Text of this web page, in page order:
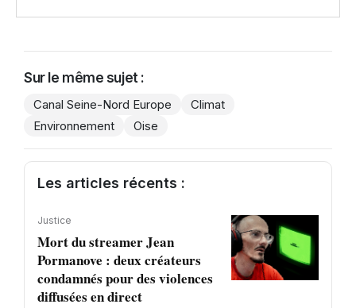
Sur le même sujet :
Canal Seine-Nord Europe
Climat
Environnement
Oise
Les articles récents :
Justice
Mort du streamer Jean
Pormanove : deux créateurs
condamnés pour des violences
diffusées en direct